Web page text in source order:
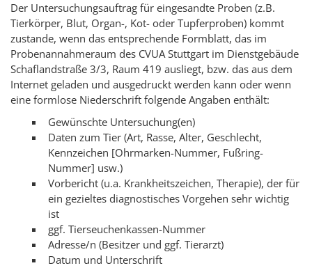
Der Untersuchungsauftrag für eingesandte Proben (z.B.
Tierkörper, Blut, Organ-, Kot- oder Tupferproben) kommt
zustande, wenn das entsprechende Formblatt, das im
Probenannahmeraum des CVUA Stuttgart im Dienstgebäude
Schaflandstraße 3/3, Raum 419 ausliegt, bzw. das aus dem
Internet geladen und ausgedruckt werden kann oder wenn
eine formlose Niederschrift folgende Angaben enthält:
Gewünschte Untersuchung(en)
Daten zum Tier (Art, Rasse, Alter, Geschlecht,
Kennzeichen [Ohrmarken-Nummer, Fußring-
Nummer] usw.)
Vorbericht (u.a. Krankheitszeichen, Therapie), der für
ein gezieltes diagnostisches Vorgehen sehr wichtig
ist
ggf. Tierseuchenkassen-Nummer
Adresse/n (Besitzer und ggf. Tierarzt)
Datum und Unterschrift